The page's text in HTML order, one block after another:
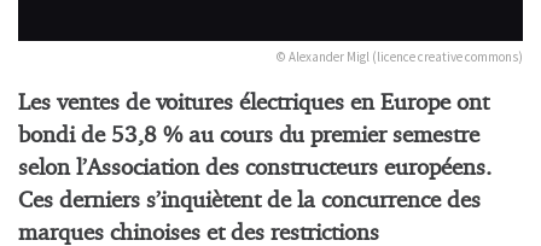
© Alexander Migl (licence creative commons)
Les ventes de voitures électriques en Europe ont
bondi de 53,8 % au cours du premier semestre
selon l’Association des constructeurs européens.
Ces derniers s’inquiètent de la concurrence des
marques chinoises et des restrictions